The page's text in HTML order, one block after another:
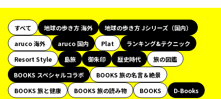
すべて 地球の歩き方 海外
地球の歩き方 Jシリーズ（国内）
aruco 海外
aruco 国内 Plat
ランキング&テクニック
Resort Style
島旅 御朱印 歴史時代
旅の図鑑
BOOKS スペシャルコラボ
BOOKS 旅の名言＆絶景
BOOKS 旅と健康
BOOKS 旅の読み物 BOOKS
D-Books